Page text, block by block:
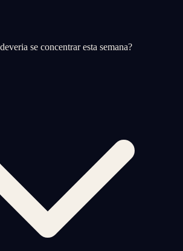
se concentrar esta semana?